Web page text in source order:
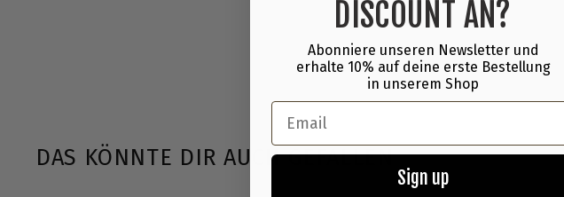
DAS KÖNNTE DIR AUCH GEFALLEN
DISCOUNT AN?
Abonniere unseren Newsletter und
erhalte 10% auf deine erste Bestellung
in unserem Shop
Email
Sign up